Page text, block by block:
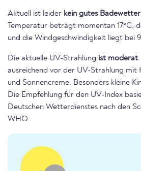
Aktuell ist leider kein gutes Badewetter
Temperatur beträgt momentan 17°C,
und die Windgeschwindigkeit liegt bei
Die aktuelle UV-Strahlung ist moderat
ausreichend vor der UV-Strahlung mit
und Sonnencreme. Besonders kleine
Die Empfehlung für den UV-Index
Deutschen Wetterdienstes nach den
WHO.